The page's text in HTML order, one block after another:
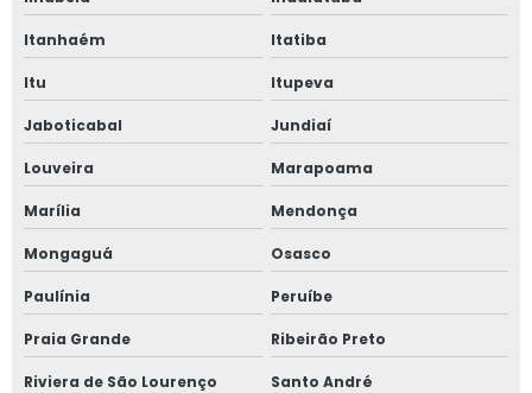
Ponta de gôndola supermercado
Porta cartaz de acrílico
Porta cartaz de oferta
Porta cartaz de parede
Porta etiqueta de plástico
Itanhaém Itatiba
Itu Itupeva
Jaboticabal Jundiaí
Louveira Marapoama
Marília Mendonça
Mongaguá Osasco
Paulínia Peruíbe
Praia Grande Ribeirão Preto
Riviera de São Lourenço Santo André